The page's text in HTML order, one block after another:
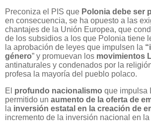
Preconiza el PIS que Polonia debe ser
en consecuencia, se ha opuesto a las
chantajes de la Unión Europea, que
de los subsidios a los que Polonia tiene
la aprobación de leyes que impulsen la
género” y promuevan los movimientos
antinaturales y condenados por la
profesa la mayoría del pueblo polaco.
El profundo nacionalismo que impulsa
permitido un aumento de la oferta de
la inversión estatal en la creación de
incremento de la inversión nacional en